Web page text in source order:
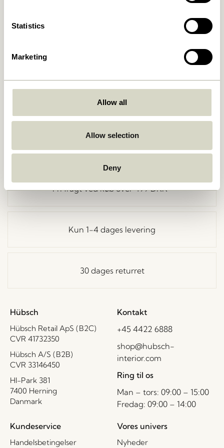
Statistics
Marketing
Allow all
Allow selection
Deny
Fri fragt ved køb over499 DKK*
Kun 1-4 dages levering
30 dages returret
Hübsch
Hübsch Retail ApS (B2C)
CVR 41732350
Hübsch A/S (B2B)
CVR 33146450
HI-Park 381
7400 Herning
Danmark
Kontakt
+45 4422 6888
shop@hubsch-
interior.com
Ring til os
Man – tors: 09:00 – 15:00
Fredag: 09:00 – 14:00
Kundeservice
Handelsbetingelser
Vores univers
Nyheder